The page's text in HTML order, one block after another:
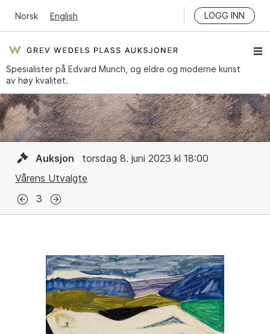
Norsk English LOGG INN
Spesialister på Edvard Munch, og eldre og moderne kunst
av høy kvalitet.
Auksjon
torsdag 8. juni 2023 kl 18:00
Vårens Utvalgte
3